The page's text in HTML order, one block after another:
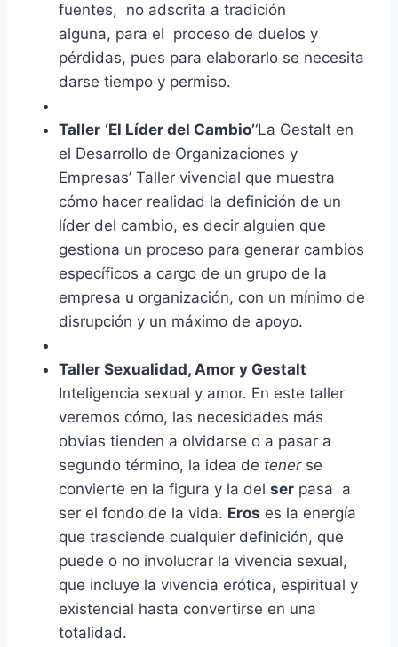
fuentes, no adscrita a tradición
alguna, para el proceso de duelos y
pérdidas, pues para elaborarlo se necesita
darse tiempo y permiso.
Taller ‘El Líder del Cambio’‘La Gestalt en
el Desarrollo de Organizaciones y
Empresas’ Taller vivencial que muestra
cómo hacer realidad la definición de un
líder del cambio, es decir alguien que
gestiona un proceso para generar cambios
específicos a cargo de un grupo de la
empresa u organización, con un mínimo de
disrupción y un máximo de apoyo.
Taller Sexualidad, Amor y Gestalt
Inteligencia sexual y amor. En este taller
veremos cómo, las necesidades más
obvias tienden a olvidarse o a pasar a
segundo término, la idea de tenerse
convierte en la figura y la del ser pasa a
ser el fondo de la vida. Eros es la energía
que trasciende cualquier definición, que
puede o no involucrar la vivencia sexual,
que incluye la vivencia erótica, espiritual y
existencial hasta convertirse en una
totalidad.